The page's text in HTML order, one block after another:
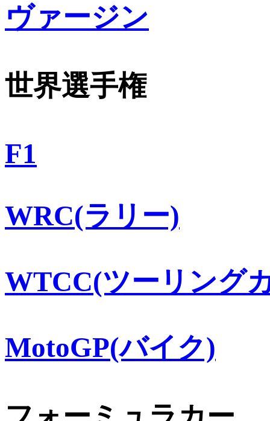
ヴァージン
世界選手権
F1
WRC(ラリー)
WTCC(ツーリング
MotoGP(バイク)